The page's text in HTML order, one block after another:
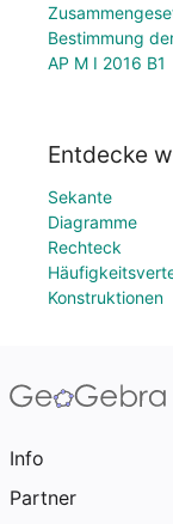
Bestimmung
AP M I 2016 B1
Entdecke
Sekante
Diagramme
Rechteck
Konstruktionen
Info
Partner